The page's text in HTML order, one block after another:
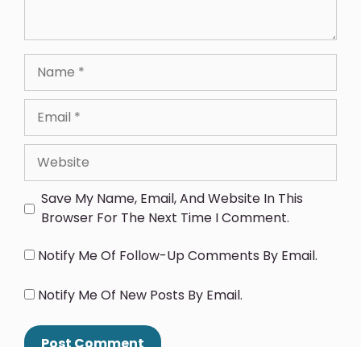
Save My Name, Email, And Website In This
Browser For The Next Time I Comment.
Notify Me Of Follow-Up Comments By Email.
Notify Me Of New Posts By Email.